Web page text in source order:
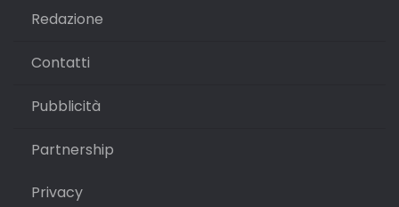
Redazione
Contatti
Pubblicità
Partnership
Privacy